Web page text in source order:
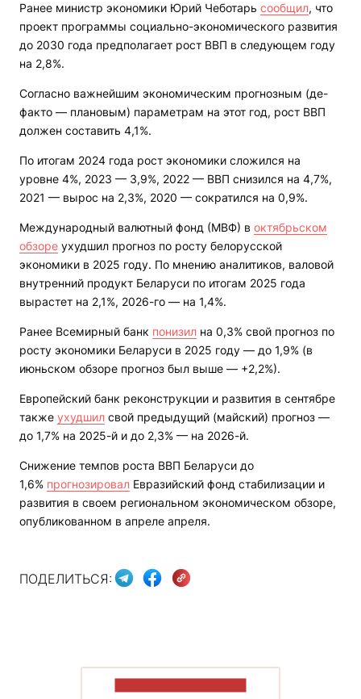
Ранее министр экономики Юрий Чеботарь сообщил, что
проект программы социально-экономического развития
до 2030 года предполагает рост ВВП в следующем году
на 2,8%.
Согласно важнейшим экономическим прогнозным (де-
факто — плановым) параметрам на этот год, рост ВВП
должен составить 4,1%.
По итогам 2024 года рост экономики сложился на
уровне 4%, 2023 — 3,9%, 2022 — ВВП снизился на 4,7%,
2021 — вырос на 2,3%, 2020 — сократился на 0,9%.
Международный валютный фонд (МВФ) в октябрьском
обзоре ухудшил прогноз по росту белорусской
экономики в 2025 году. По мнению аналитиков, валовой
внутренний продукт Беларуси по итогам 2025 года
вырастет на 2,1%, 2026-го — на 1,4%.
Ранее Всемирный банк понизил на 0,3% свой прогноз по
росту экономики Беларуси в 2025 году — до 1,9% (в
июньском обзоре прогноз был выше — +2,2%).
Европейский банк реконструкции и развития в сентябре
также ухудшил свой предыдущий (майский) прогноз —
до 1,7% на 2025-й и до 2,3% — на 2026-й.
Снижение темпов роста ВВП Беларуси до
1,6% прогнозировал Евразийский фонд стабилизации и
развития в своем региональном экономическом обзоре,
опубликованном в апреле апреля.
ПОДЕЛИТЬСЯ: